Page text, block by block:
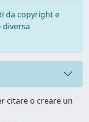
da copyright e
citare o creare un